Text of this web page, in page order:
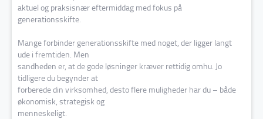
aktuel og praksisnær eftermiddag med fokus på
generationsskifte.
Mange forbinder generationsskifte med noget, der ligger langt
ude i fremtiden. Men
sandheden er, at de gode løsninger kræver rettidig omhu. Jo
tidligere du begynder at
forberede din virksomhed, desto flere muligheder har du – både
økonomisk, strategisk og
menneskeligt.